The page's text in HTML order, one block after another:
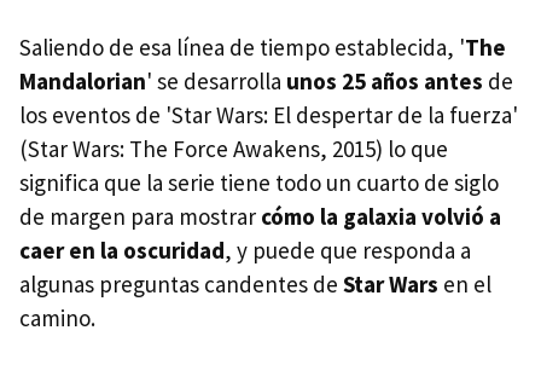
Saliendo de esa línea de tiempo establecida, 'The
Mandalorian' se desarrolla unos 25 años antes de
los eventos de 'Star Wars: El despertar de la fuerza'
(Star Wars: The Force Awakens, 2015) lo que
significa que la serie tiene todo un cuarto de siglo
de margen para mostrar cómo la galaxia volvió a
caer en la oscuridad, y puede que responda a
algunas preguntas candentes de Star Wars en el
camino.